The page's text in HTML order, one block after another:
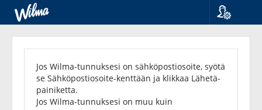
English
Unohditko
salasanasi?
Jos Wilma-tunnuksesi on sähköpostiosoite, syötä
se Sähköpostiosoite-kenttään ja klikkaa Lähetä-
painiketta.
Jos Wilma-tunnuksesi on muu kuin